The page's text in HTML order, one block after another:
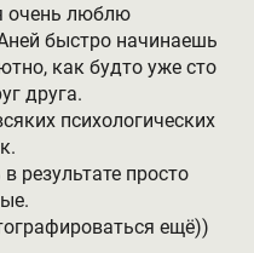
очень люблю
быстро начинаешь
как будто уже сто
друга.
психологических
результате просто
ещё))